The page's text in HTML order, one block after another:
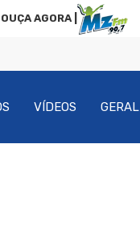
AGORA |
VÍDEOS GERAL